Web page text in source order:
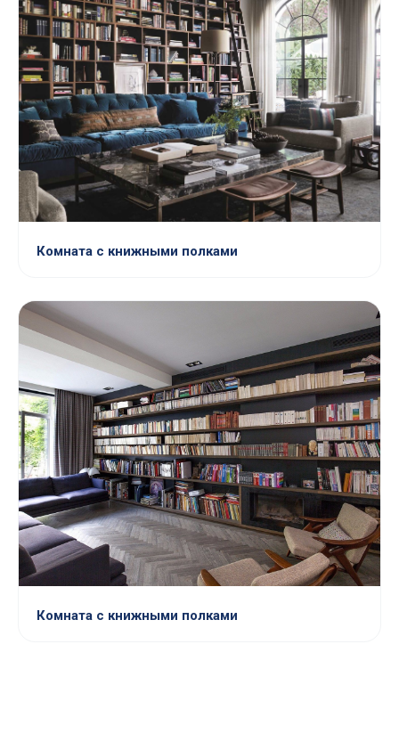
Комната с книжными полками
Комната с книжными полками